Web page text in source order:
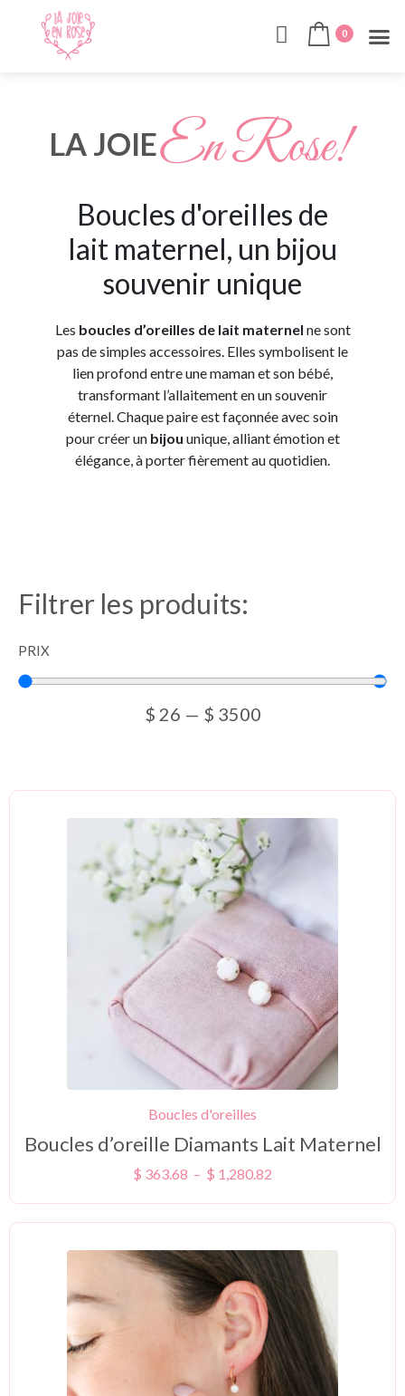
0
LA JOIEEn Rose!
Boucles d'oreilles de
lait maternel, un bijou
souvenir unique
Les boucles d’oreilles de lait maternel ne sont
pas de simples accessoires. Elles symbolisent le
lien profond entre une maman et son bébé,
transformant l’allaitement en un souvenir
éternel. Chaque paire est façonnée avec soin
pour créer un bijou unique, alliant émotion et
élégance, à porter fièrement au quotidien.
Filtrer les produits:
PRIX
$ 26 — $ 3500
Boucles d'oreilles
Boucles d’oreille Diamants Lait Maternel
$ 363.68 – $ 1,280.82